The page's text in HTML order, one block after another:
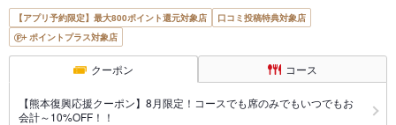
【アプリ予約限定】最大800ポイント還元対象店
口コミ投稿特典対象店
ポイントプラス対象店
クーポン コース
【熊本復興応援クーポン】8月限定！コースでも席のみでもいつでもお
会計～10%OFF！！